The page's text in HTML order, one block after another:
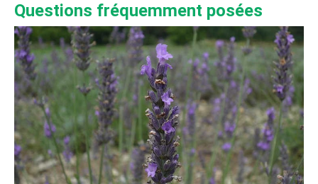
Questions fréquemment posées